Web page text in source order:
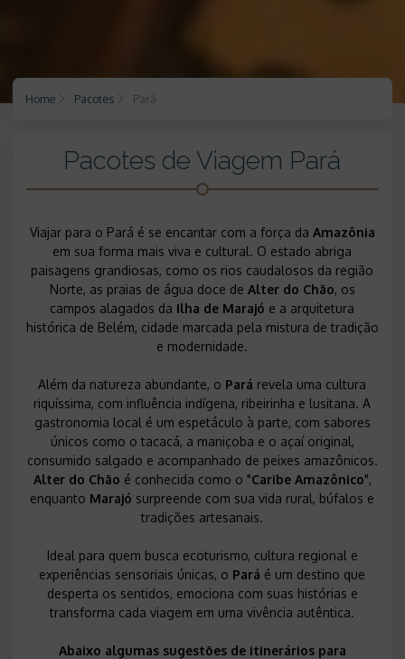
Home Pacotes Pará
Pacotes de Viagem Pará
Viajar para o Pará é se encantar com a força da Amazônia
em sua forma mais viva e cultural. O estado abriga
paisagens grandiosas, como os rios caudalosos da região
Norte, as praias de água doce de Alter do Chão, os
campos alagados da Ilha de Marajó e a arquitetura
histórica de Belém, cidade marcada pela mistura de tradição
e modernidade.
Além da natureza abundante, o Pará revela uma cultura
riquíssima, com influência indígena, ribeirinha e lusitana. A
gastronomia local é um espetáculo à parte, com sabores
únicos como o tacacá, a maniçoba e o açaí original,
consumido salgado e acompanhado de peixes amazônicos.
Alter do Chão é conhecida como o "Caribe Amazônico",
enquanto Marajó surpreende com sua vida rural, búfalos e
tradições artesanais.
Ideal para quem busca ecoturismo, cultura regional e
experiências sensoriais únicas, o Pará é um destino que
desperta os sentidos, emociona com suas histórias e
transforma cada viagem em uma vivência autêntica.
Abaixo algumas sugestões de itinerários para